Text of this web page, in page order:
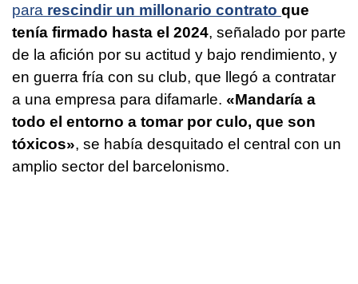
para rescindir un millonario contrato que
tenía firmado hasta el 2024, señalado por parte
de la afición por su actitud y bajo rendimiento, y
en guerra fría con su club, que llegó a contratar
a una empresa para difamarle. «Mandaría a
todo el entorno a tomar por culo, que son
tóxicos», se había desquitado el central con un
amplio sector del barcelonismo.